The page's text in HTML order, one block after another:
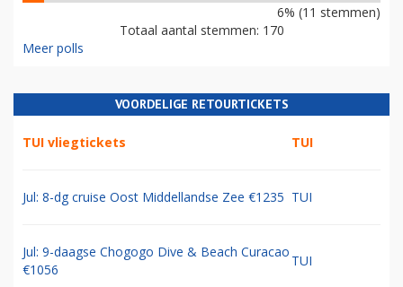
6% (11 stemmen)
Totaal aantal stemmen: 170
Meer polls
VOORDELIGE RETOURTICKETS
TUI vliegtickets TUI
Jul: 8-dg cruise Oost Middellandse Zee €1235 TUI
Jul: 9-daagse Chogogo Dive & Beach Curacao
€1056
TUI